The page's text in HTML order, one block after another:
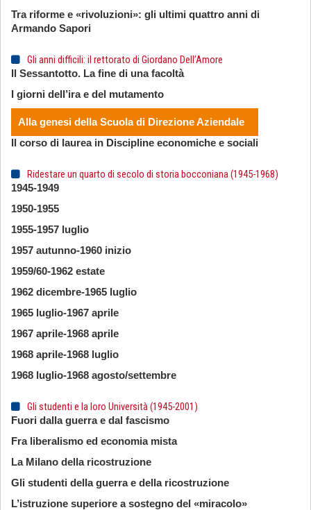
Tra riforme e «rivoluzioni»: gli ultimi quattro anni di
Armando Sapori
Gli anni difficili: il rettorato di Giordano Dell’Amore
Il Sessantotto. La fine di una facoltà
I giorni dell’ira e del mutamento
Alla genesi della Scuola di Direzione Aziendale
Il corso di laurea in Discipline economiche e sociali
Ridestare un quarto di secolo di storia bocconiana (1945-1968)
1945-1949
1950-1955
1955-1957 luglio
1957 autunno-1960 inizio
1959/60-1962 estate
1962 dicembre-1965 luglio
1965 luglio-1967 aprile
1967 aprile-1968 aprile
1968 aprile-1968 luglio
1968 luglio-1968 agosto/settembre
Gli studenti e la loro Università (1945-2001)
Fuori dalla guerra e dal fascismo
Fra liberalismo ed economia mista
La Milano della ricostruzione
Gli studenti della guerra e della ricostruzione
L’istruzione superiore a sostegno del «miracolo»